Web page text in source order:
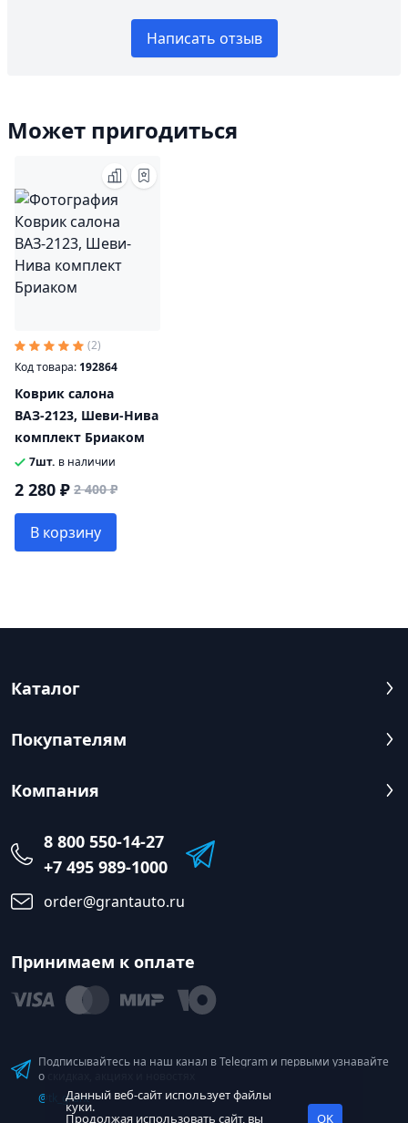
Написать отзыв
Может пригодиться
(2)
Код товара: 192864
Коврик салона
ВАЗ-2123, Шеви-Нива
комплект Бриаком
7шт. в наличии
2 280 ₽ 2 400 ₽
В корзину
Каталог
Покупателям
Компания
8 800 550-14-27
+7 495 989-1000
order@grantauto.ru
Принимаем к оплате
Подписывайтесь на наш канал в Telegram и первыми узнавайте
о скидках, акциях и новостях
@tk_grantДанный веб-сайт использует файлы
куки.
Продолжая использовать сайт, вы OK